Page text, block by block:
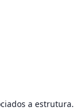
a estrutura.